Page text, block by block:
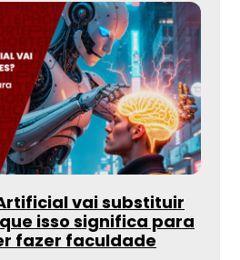
vai substituir
isso significa para
fazer faculdade